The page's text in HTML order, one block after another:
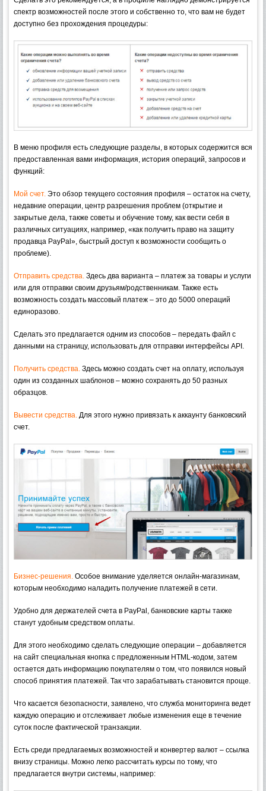
спектр возможностей после этого и собственно то, что вам не будет
доступно без прохождения процедуры:
В меню профиля есть следующие разделы, в которых содержится вся
предоставленная вами информация, история операций, запросов и
функций:
Мой счет. Это обзор текущего состояния профиля – остаток на счету,
недавние операции, центр разрешения проблем (открытие и
закрытые дела, также советы и обучение тому, как вести себя в
различных ситуациях, например, «как получить право на защиту
продавца PayPal», быстрый доступ к возможности сообщить о
проблеме).
Отправить средства. Здесь два варианта – платеж за товары и услуги
или для отправки своим друзьям/родственникам. Также есть
возможность создать массовый платеж – это до 5000 операций
единоразово.
Сделать это предлагается одним из способов – передать файл с
данными на страницу, использовать для отправки интерфейсы API.
Получить средства. Здесь можно создать счет на оплату, используя
один из созданных шаблонов – можно сохранять до 50 разных
образцов.
Вывести средства. Для этого нужно привязать к аккаунту банковский
счет.
Бизнес-решения. Особое внимание уделяется онлайн-магазинам,
которым необходимо наладить получение платежей в сети.
Удобно для держателей счета в PayPal, банковские карты также
станут удобным средством оплаты.
Для этого необходимо сделать следующие операции – добавляется
на сайт специальная кнопка с предложенным HTML-кодом, затем
остается дать информацию покупателям о том, что появился новый
способ принятия платежей. Так что зарабатывать становится проще.
Что касается безопасности, заявлено, что служба мониторинга ведет
каждую операцию и отслеживает любые изменения еще в течение
суток после фактической транзакции.
Есть среди предлагаемых возможностей и конвертер валют – ссылка
внизу страницы. Можно легко рассчитать курсы по тому, что
предлагается внутри системы, например: